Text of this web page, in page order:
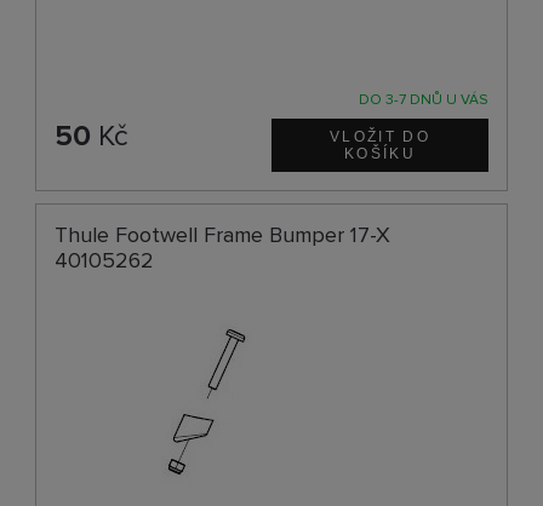
DO 3-7 DNŮ U VÁS
50 Kč
Thule Footwell Frame Bumper 17-X
40105262